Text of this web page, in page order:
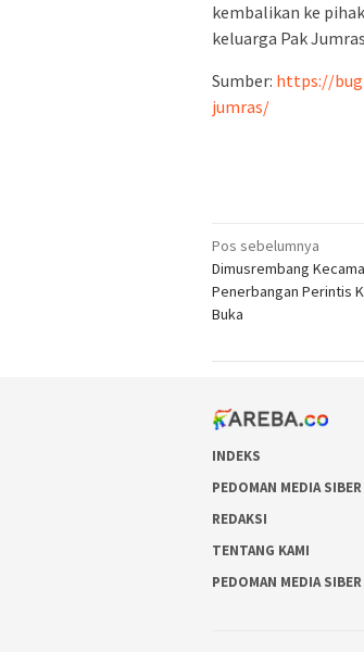
kembalikan ke
keluarga Pak
Sumber: https://
jumras/
Navigasi
pos
Pos sebelumnya
Dimusrembang
Penerbangan Perintis
Buka
INDEKS
PEDOMAN MEDIA SIBER
REDAKSI
TENTANG KAMI
PEDOMAN MEDIA SIBER